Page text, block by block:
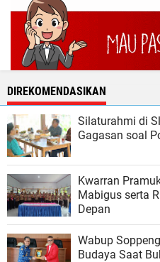
DIREKOMENDASIKAN
Silaturahmi di
Gagasan soal
Kwarran
Mabigus serta
Depan
Wabup
Budaya Saat